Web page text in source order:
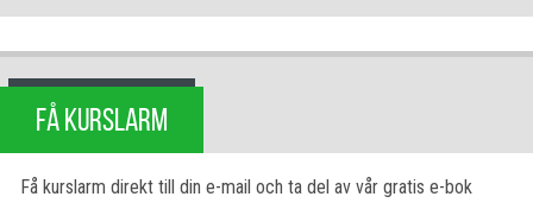
FÅ KURSLARM
Få kurslarm direkt till din e-mail och ta del av vår gratis e-bok